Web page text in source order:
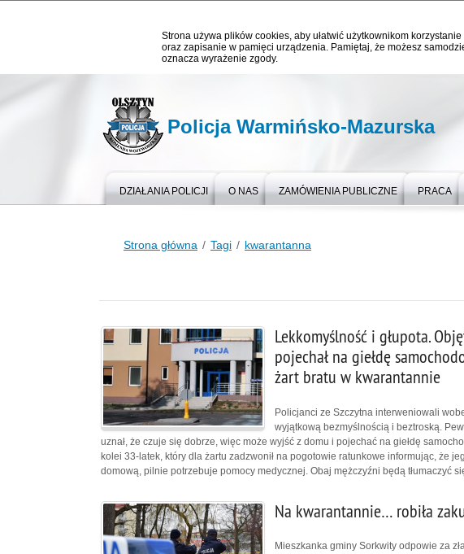
Strona używa plików cookies, aby ułatwić użytkownikom
oraz zapisanie w pamięci urządzenia. Pamiętaj, że możesz
oznacza wyrażenie zgody.
Policja Warmińsko-Mazurska
DZIAŁANIA POLICJI O NAS ZAMÓWIENIA PUBLICZNE PRACA
Strona główna Tagi kwarantanna
Lekkomyślność i głupota.
pojechał na giełdę
żart bratu w kwarantannie
Policjanci ze Szczytna interweniowali
wyjątkową bezmyślnością i beztroską.
uznał, że czuje się dobrze, więc może wyjść z domu i pojechać na giełdę
kolei 33-latek, który dla żartu zadzwonił na pogotowie ratunkowe informując, że
domową, pilnie potrzebuje pomocy medycznej. Obaj mężczyźni będą tłumaczyć
Na kwarantannie… robiła
Mieszkanka gminy Sorkwity odpowie za